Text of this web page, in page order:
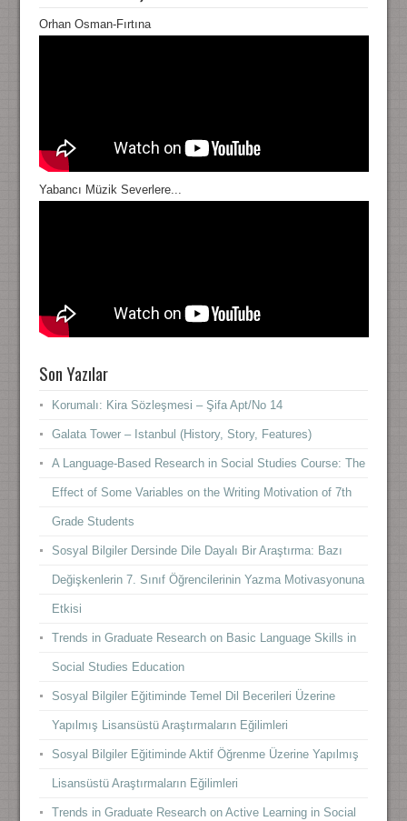
Orhan Osman-Fırtına
Yabancı Müzik Severlere...
Son Yazılar
Korumalı: Kira Sözleşmesi – Şifa Apt/No 14
Galata Tower – Istanbul (History, Story, Features)
A Language-Based Research in Social Studies Course: The
Effect of Some Variables on the Writing Motivation of 7th
Grade Students
Sosyal Bilgiler Dersinde Dile Dayalı Bir Araştırma: Bazı
Değişkenlerin 7. Sınıf Öğrencilerinin Yazma Motivasyonuna
Etkisi
Trends in Graduate Research on Basic Language Skills in
Social Studies Education
Sosyal Bilgiler Eğitiminde Temel Dil Becerileri Üzerine
Yapılmış Lisansüstü Araştırmaların Eğilimleri
Sosyal Bilgiler Eğitiminde Aktif Öğrenme Üzerine Yapılmış
Lisansüstü Araştırmaların Eğilimleri
Trends in Graduate Research on Active Learning in Social